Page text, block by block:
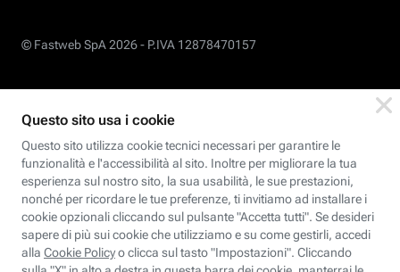
© Fastweb SpA 2026 - P.IVA 12878470157